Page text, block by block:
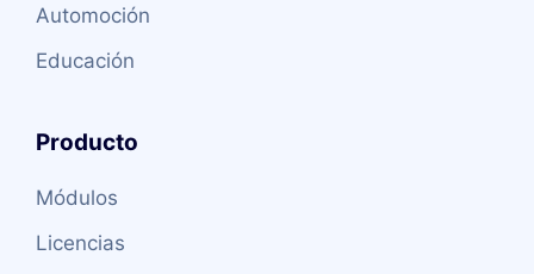
Automoción
Educación
Producto
Módulos
Licencias